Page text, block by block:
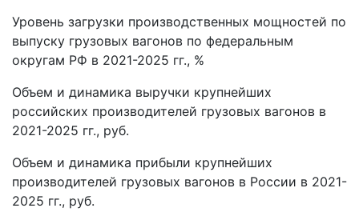
Уровень загрузки производственных мощностей по
выпуску грузовых вагонов по федеральным
округам РФ в 2021-2025 гг., %
Объем и динамика выручки крупнейших
российских производителей грузовых вагонов в
2021-2025 гг., руб.
Объем и динамика прибыли крупнейших
производителей грузовых вагонов в России в 2021-
2025 гг., руб.